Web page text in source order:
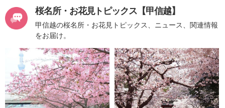
桜名所・お花見トピックス【甲信越】
甲信越の桜名所・お花見トピックス、ニュース、関連情報
をお届け。